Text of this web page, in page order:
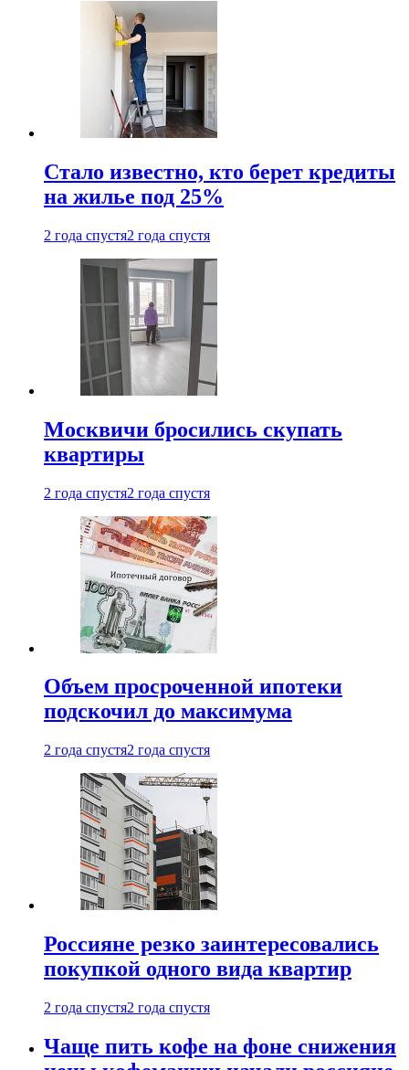
Стало известно, кто берет кредиты
на жилье под 25%
2 года спустя2 года спустя
Москвичи бросились скупать
квартиры
2 года спустя2 года спустя
Объем просроченной ипотеки
подскочил до максимума
2 года спустя2 года спустя
Россияне резко заинтересовались
покупкой одного вида квартир
2 года спустя2 года спустя
Чаще пить кофе на фоне снижения